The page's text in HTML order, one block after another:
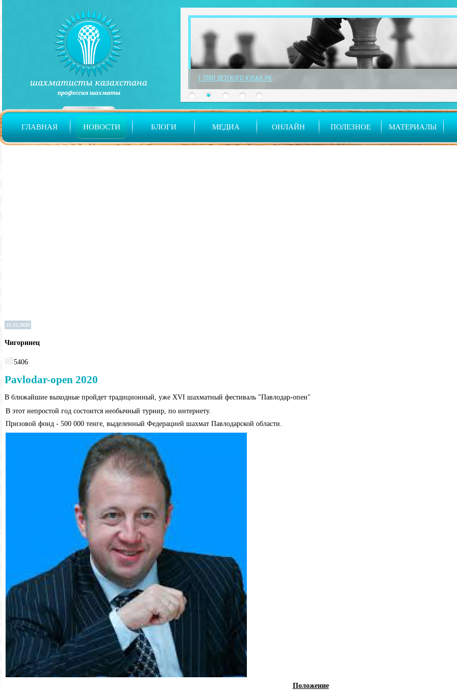
ГЛАВНАЯ НОВОСТИ БЛОГИ МЕДИА ОНЛАЙН ПОЛЕЗНОЕ МАТЕРИАЛЫ
1 ЭТАП ДЕТСКОГО КУБКА РК
21.12.2020
Чигоринец
5406
Pavlodar-open 2020
В ближайшие выходные пройдет традиционный, уже XVI шахматный фестиваль "Павлодар-опен"
В этот непростой год состоится необычный турнир, по интернету.
Призовой фонд - 500 000 тенге, выделенный Федерацией шахмат Павлодарской области.
Положение